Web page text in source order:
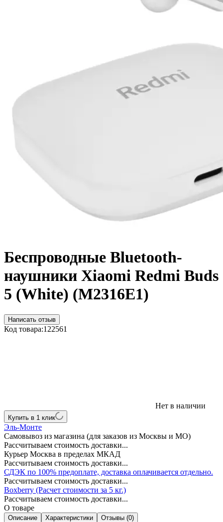
Беспроводные Bluetooth-
наушники Xiaomi Redmi Buds
5 (White) (M2316E1)
Написать отзыв
Код товара:122561
Нет в наличии
Купить в 1 клик
Эль-Монте
Самовывоз из магазина (для заказов из Москвы и МО)
Рассчитываем стоимость доставки...
Курьер Москва в пределах МКАД
Рассчитываем стоимость доставки...
СДЭК по 100% предоплате, доставка оплачивается отдельно.
Рассчитываем стоимость доставки...
Boxberry (Расчет стоимости за 5 кг.)
Рассчитываем стоимость доставки...
О товаре
Описание Характеристики Отзывы (0)